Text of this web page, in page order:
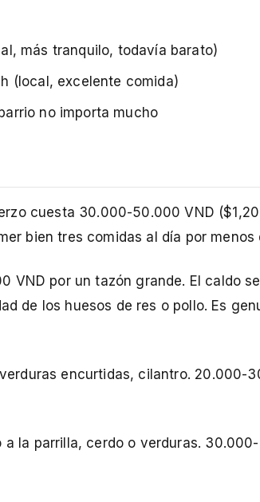
más tranquilo, todavía barato)
(local, excelente comida)
no importa mucho
cuesta 30.000-50.000 VND
bien tres comidas al día por menos
VND por un tazón grande. El caldo
de los huesos de res o pollo. Es
encurtidas, cilantro. 20.000-
la parrilla, cerdo o verduras.